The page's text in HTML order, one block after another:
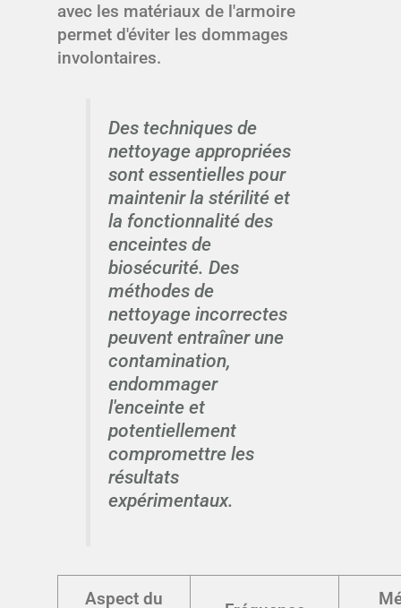
avec les matériaux de l'armoire
permet d'éviter les dommages
involontaires.
Des techniques de
nettoyage appropriées
sont essentielles pour
maintenir la stérilité et
la fonctionnalité des
enceintes de
biosécurité. Des
méthodes de
nettoyage incorrectes
peuvent entraîner une
contamination,
endommager
l'enceinte et
potentiellement
compromettre les
résultats
expérimentaux.
Aspect du